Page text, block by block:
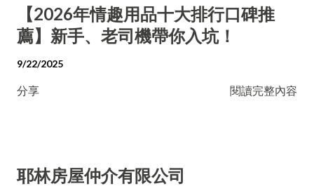
【2026年情趣用品十大排行口碑推
薦】新手、老司機帶你入坑！
9/22/2025
分享 閱讀完整內容
耶林房屋仲介有限公司